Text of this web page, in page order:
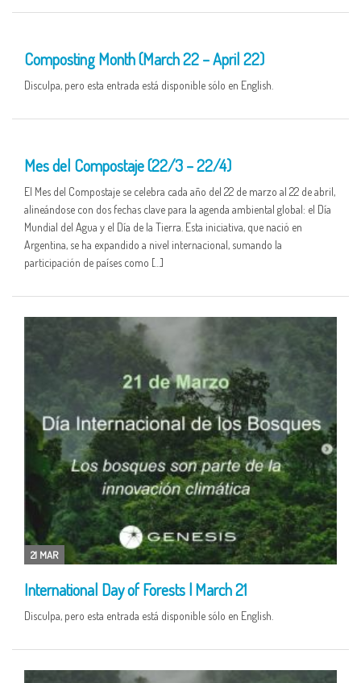
Composting Month (March 22 – April 22)
Disculpa, pero esta entrada está disponible sólo en English.
Mes del Compostaje (22/3 – 22/4)
El Mes del Compostaje se celebra cada año del 22 de marzo al 22 de abril,
alineándose con dos fechas clave para la agenda ambiental global: el Día
Mundial del Agua y el Día de la Tierra. Esta iniciativa, que nació en
Argentina, se ha expandido a nivel internacional, sumando la
participación de países como […]
21 MAR
International Day of Forests | March 21
Disculpa, pero esta entrada está disponible sólo en English.